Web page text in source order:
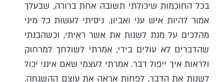
בכל החוכמות שיכולתי תשובה אחת ברורה, שבעלך
אמור להיות איש עני ואביון. ניסיתי לעשות כל מיני
מהלכים על מנת לשנות את אשר ראיתי, וכשהבנתי
שהדברים לא עולים בידי, אמרתי לשולחך למרחוק
ולראות איך ייפול דבר. אמרתי לעצמי שאם אינני יכול
לשנות את הדבר, לפחות אראה את עוצם ההשגחה.